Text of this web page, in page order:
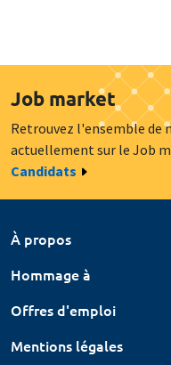
Job market
Retrouvez l'ensemble de
actuellement sur le Job
Candidats
À propos
Hommage à
Offres d'emploi
Mentions légales